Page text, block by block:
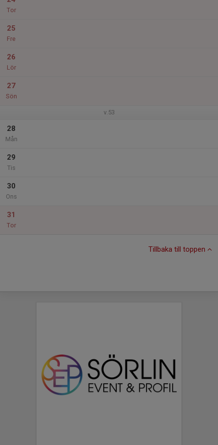
Tor
25
Fre
26
Lör
27
Sön
v.53
28
Mån
29
Tis
30
Ons
31
Tor
Tillbaka till toppen